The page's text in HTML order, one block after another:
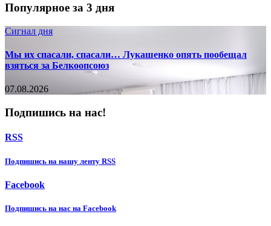
Популярное за 3 дня
Сигнал дня
Мы их спасали, спасали… Лукашенко опять пообещал
взяться за Белкоопсоюз
07.08.2026
Подпишись на нас!
RSS
Подпишиcь на нашу ленту RSS
Facebook
Подпишиcь на нас на Facebook